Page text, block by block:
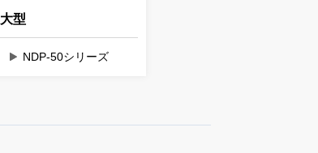
大型
NDP-50シリーズ